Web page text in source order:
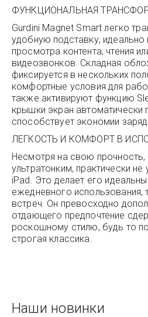
ФУНКЦИОНАЛЬНАЯ
Gurdini Magnet Smart легко
удобную подставку,
просмотра контента, чтения
видеозвонков. Складная
фиксируется в нескольких
комфортные условия для
также активируют функцию
крышки экран автоматически
способствует экономии
ЛЕГКОСТЬ И КОМФОРТ В
Несмотря на свою прочность,
ультратонким, практически
iPad. Это делает его
ежедневного использования,
встреч. Он превосходно
отдающего предпочтение
роскошному стилю, будь то
строгая классика.
Наши новинки